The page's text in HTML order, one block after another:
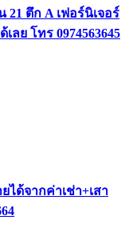
ตึก A เฟอร์นิเจอร์
ลย โทร 0974563645
ได้จากค่าเช่า+เสา